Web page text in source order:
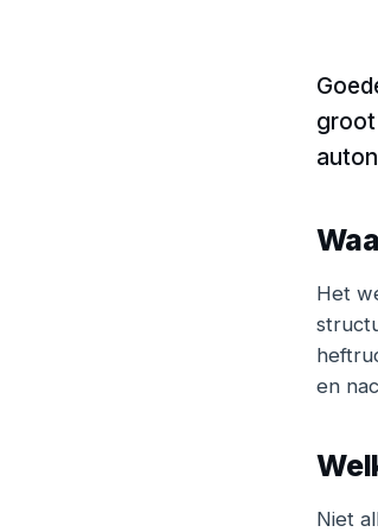
groot
Het
en
Niet